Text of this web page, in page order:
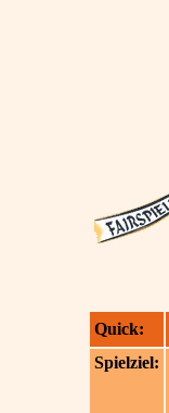
Quick:
Spielziel: